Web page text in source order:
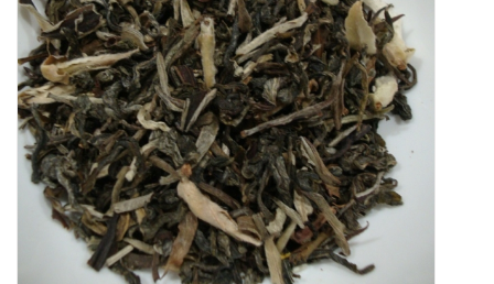
Die
Optionen
können
auf
der
Produktseite
gewählt
werden